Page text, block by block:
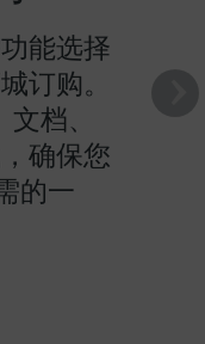
能选择
订购。
档、
确保您
的一